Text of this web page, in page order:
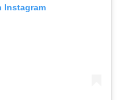
Instagram